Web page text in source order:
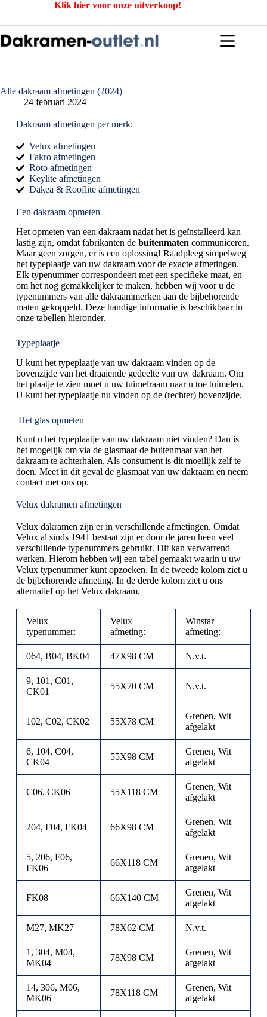
Klik hier voor onze uitverkoop!
Alle dakraam afmetingen (2024)
24 februari 2024
Dakraam afmetingen per merk:
Velux afmetingen
Fakro afmetingen
Roto afmetingen
Keylite afmetingen
Dakea & Rooflite afmetingen
Een dakraam opmeten
Het opmeten van een dakraam nadat het is geïnstalleerd kan
lastig zijn, omdat fabrikanten de buitenmaten communiceren.
Maar geen zorgen, er is een oplossing! Raadpleeg simpelweg
het typeplaatje van uw dakraam voor de exacte afmetingen.
Elk typenummer correspondeert met een specifieke maat, en
om het nog gemakkelijker te maken, hebben wij voor u de
typenummers van alle dakraammerken aan de bijbehorende
maten gekoppeld. Deze handige informatie is beschikbaar in
onze tabellen hieronder.
Typeplaatje
U kunt het typeplaatje van uw dakraam vinden op de
bovenzijde van het draaiende gedeelte van uw dakraam. Om
het plaatje te zien moet u uw tuimelraam naar u toe tuimelen.
U kunt het typeplaatje nu vinden op de (rechter) bovenzijde.
Het glas opmeten
Kunt u het typeplaatje van uw dakraam niet vinden? Dan is
het mogelijk om via de glasmaat de buitenmaat van het
dakraam te achterhalen. Als consument is dit moeilijk zelf te
doen. Meet in dit geval de glasmaat van uw dakraam en neem
contact met ons op.
Velux dakramen afmetingen
Velux dakramen zijn er in verschillende afmetingen. Omdat
Velux al sinds 1941 bestaat zijn er door de jaren heen veel
verschillende typenummers gebruikt. Dit kan verwarrend
werken. Hierom hebben wij een tabel gemaakt waarin u uw
Velux typenummer kunt opzoeken. In de tweede kolom ziet u
de bijbehorende afmeting. In de derde kolom ziet u ons
alternatief op het Velux dakraam.
Velux
typenummer:
Velux
afmeting:
Winstar
afmeting:
064, B04, BK04 47X98 CM N.v.t.
9, 101, C01,
CK01
55X70 CM N.v.t.
102, C02, CK02 55X78 CM
Grenen, Wit
afgelakt
6, 104, C04,
CK04
55X98 CM
Grenen, Wit
afgelakt
C06, CK06 55X118 CM
Grenen, Wit
afgelakt
204, F04, FK04 66X98 CM
Grenen, Wit
afgelakt
5, 206, F06,
FK06
66X118 CM
Grenen, Wit
afgelakt
FK08 66X140 CM
Grenen, Wit
afgelakt
M27, MK27 78X62 CM N.v.t.
1, 304, M04,
MK04
78X98 CM
Grenen, Wit
afgelakt
14, 306, M06,
MK06
78X118 CM
Grenen, Wit
afgelakt